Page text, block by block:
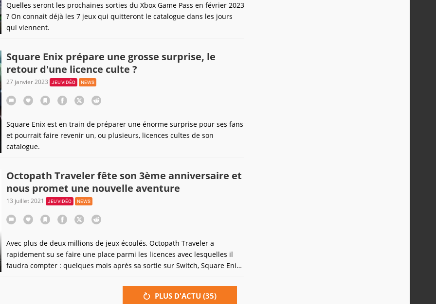
Quelles seront les prochaines sorties du Xbox Game Pass en février 2023
? On connait déjà les 7 jeux qui quitteront le catalogue dans les jours
qui viennent.
Square Enix prépare une grosse surprise, le
retour d'une licence culte ?
27 janvier 2023 JEU VIDÉO NEWS
Square Enix est en train de préparer une énorme surprise pour ses fans
et pourrait faire revenir un, ou plusieurs, licences cultes de son
catalogue.
Octopath Traveler fête son 3ème anniversaire et
nous promet une nouvelle aventure
13 juillet 2021 JEU VIDÉO NEWS
Avec plus de deux millions de jeux écoulés, Octopath Traveler a
rapidement su se faire une place parmi les licences avec lesquelles il
faudra compter : quelques mois après sa sortie sur Switch, Square Enix
évoquait déjà sa volonté d'accoucher d'une suite. Mais parce que les
équipes d'Asano semblent toujours bien occupées, Primrose, Tressa et
les autres se rappellent tout de même à notrePLUS D'ACTU (35)